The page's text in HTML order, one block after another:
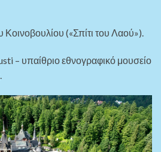
(«Σπίτι του Λαού»).
– υπαίθριο εθνογραφικό μουσείο